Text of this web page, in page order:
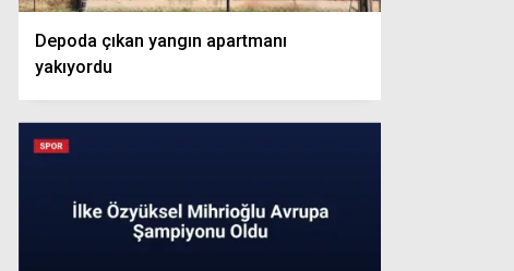
Depoda çıkan yangın apartmanı
yakıyordu